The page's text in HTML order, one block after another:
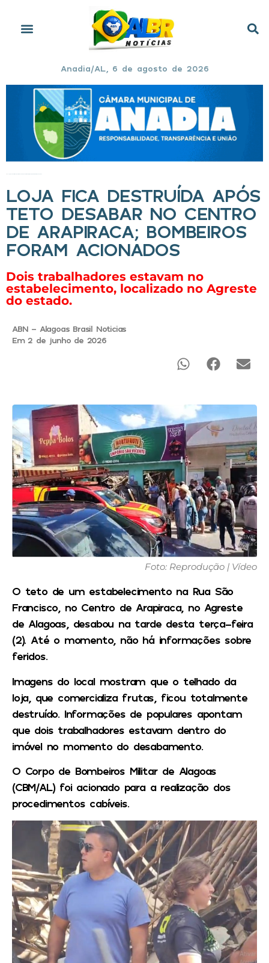
Anadia/AL, 6 de agosto de 2026
LOJA FICA DESTRUÍDA APÓS
TETO DESABAR NO CENTRO
DE ARAPIRACA; BOMBEIROS
FORAM ACIONADOS
Dois trabalhadores estavam no
estabelecimento, localizado no Agreste
do estado.
ABN - Alagoas Brasil Noticias
Em 2 de junho de 2026
Foto: Reprodução | Vídeo
O teto de um estabelecimento na Rua São
Francisco, no Centro de Arapiraca, no Agreste
de Alagoas, desabou na tarde desta terça-feira
(2). Até o momento, não há informações sobre
feridos.
Imagens do local mostram que o telhado da
loja, que comercializa frutas, ficou totalmente
destruído. Informações de populares apontam
que dois trabalhadores estavam dentro do
imóvel no momento do desabamento.
O Corpo de Bombeiros Militar de Alagoas
(CBM/AL) foi acionado para a realização dos
procedimentos cabíveis.